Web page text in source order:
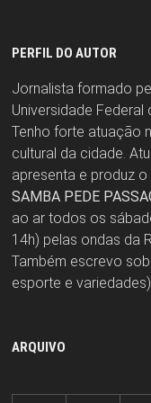
PERFIL DO AUTOR
Jornalista formado
Universidade Federal
Tenho forte atuação
cultural da cidade.
apresenta e produz
SAMBA PEDE
ao ar todos os
14h) pelas ondas da
Também escrevo
esporte e
ARQUIVO